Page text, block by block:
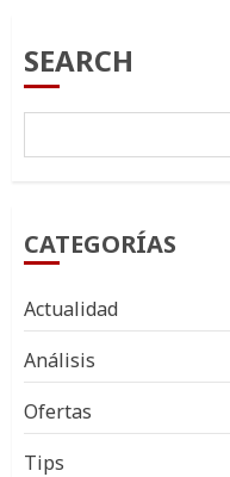
SEARCH
CATEGORÍAS
Actualidad
Análisis
Ofertas
Tips